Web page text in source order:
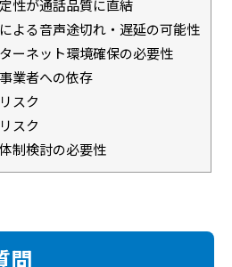
性が通話品質に直結
よる音声途切れ・遅延の可能性
ーネット環境確保の必要性
業者への依存
スク
スク
制検討の必要性
問